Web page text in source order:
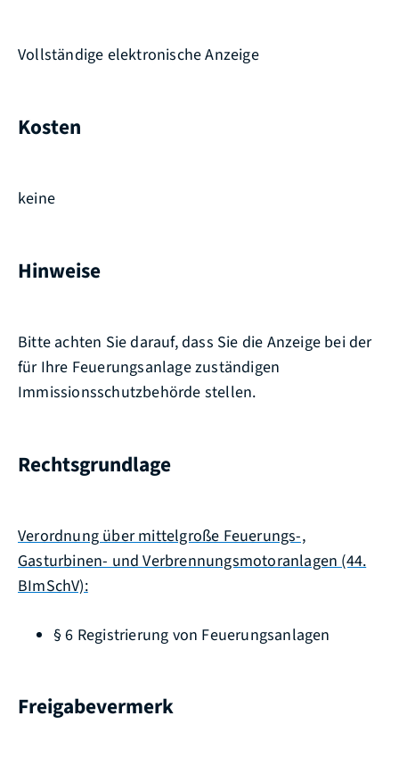
Vollständige elektronische Anzeige
Kosten
keine
Hinweise
Bitte achten Sie darauf, dass Sie die Anzeige bei der
für Ihre Feuerungsanlage zuständigen
Immissionsschutzbehörde stellen.
Rechtsgrundlage
Verordnung über mittelgroße Feuerungs-,
Gasturbinen- und Verbrennungsmotoranlagen (44.
BImSchV):
§ 6 Registrierung von Feuerungsanlagen
Freigabevermerk